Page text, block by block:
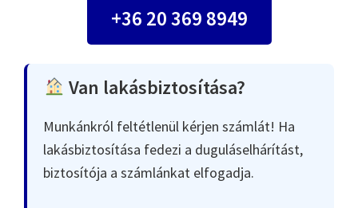
+36 20 369 8949
Van lakásbiztosítása?
Munkánkról feltétlenül kérjen számlát! Ha
lakásbiztosítása fedezi a duguláselhárítást,
biztosítója a számlánkat elfogadja.